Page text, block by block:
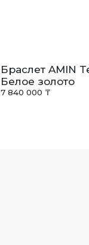
Браслет AMIN
Белое золото
7 840 000 ₸